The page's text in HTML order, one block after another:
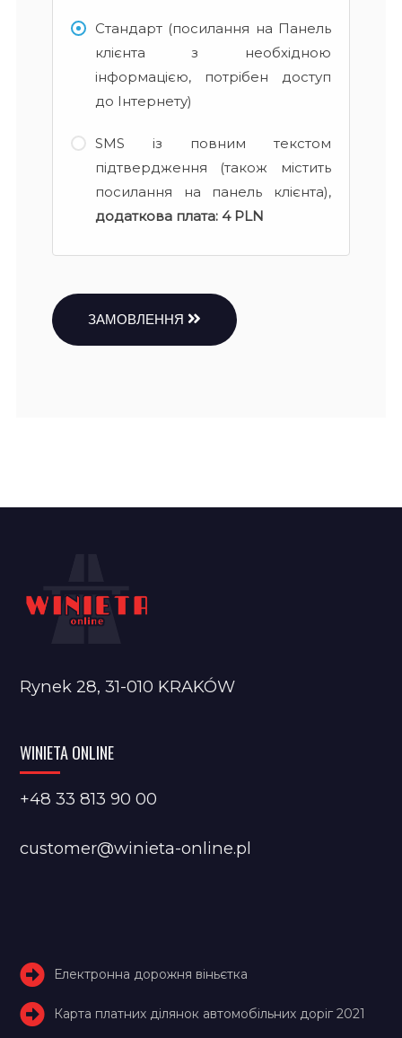
Стандарт (посилання на Панель
клієнта з необхідною
інформацією, потрібен доступ
до Інтернету)
SMS із повним текстом
підтвердження (також містить
посилання на панель клієнта),
додаткова плата: 4 PLN
ЗАМОВЛЕННЯ
Rynek 28, 31-010 KRAKÓW
WINIETA ONLINE
+48 33 813 90 00
customer@winieta-online.pl
Електронна дорожня віньєтка
Карта платних ділянок автомобільних доріг 2021